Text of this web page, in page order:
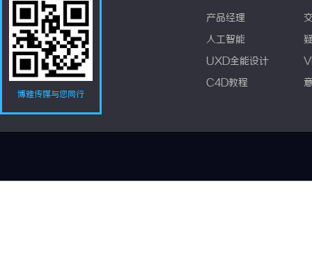
博雅传媒与您同行
产品经理
人工智能
UXD全能设计
C4D教程